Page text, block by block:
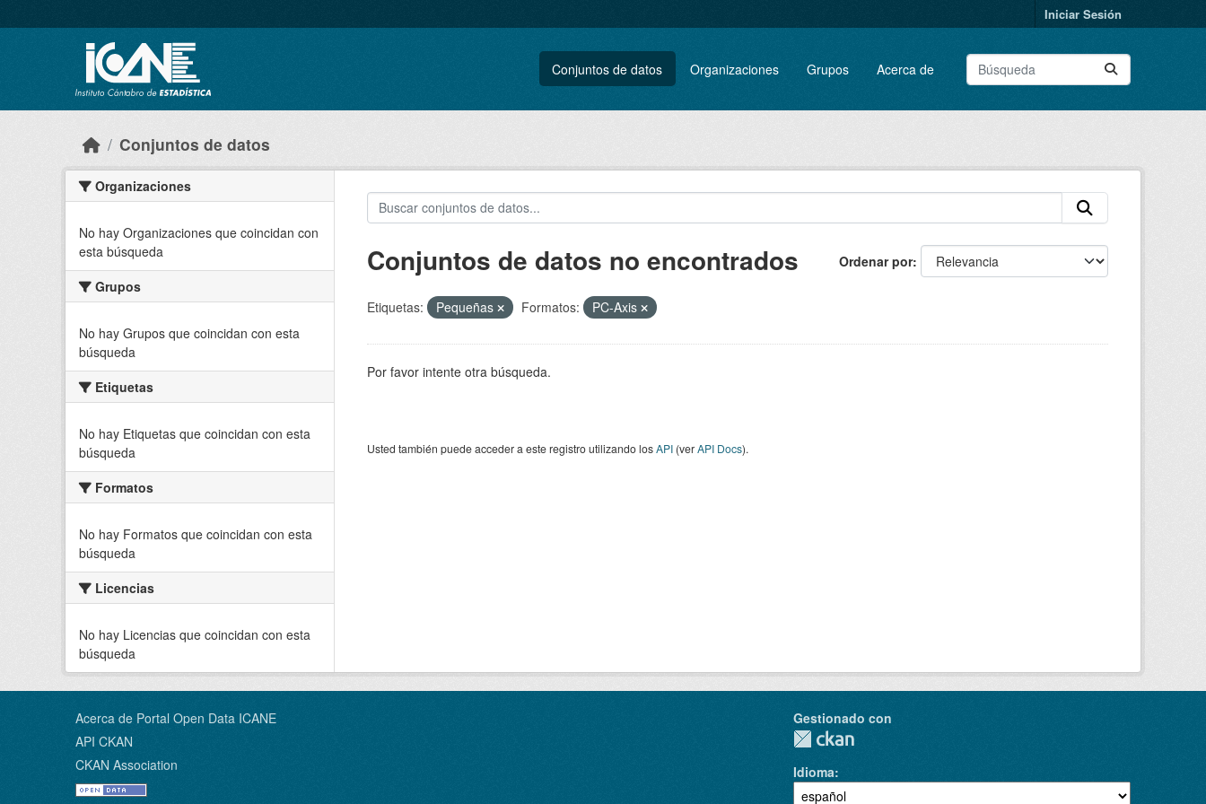
Iniciar Sesión
Conjuntos de datos Organizaciones Grupos Acerca de
Conjuntos de datos
Organizaciones
No hay Organizaciones que coincidan con
esta búsqueda
Grupos
No hay Grupos que coincidan con esta
búsqueda
Etiquetas
No hay Etiquetas que coincidan con esta
búsqueda
Formatos
No hay Formatos que coincidan con esta
búsqueda
Licencias
No hay Licencias que coincidan con esta
búsqueda
Ordenar por
Conjuntos de datos no encontrados
Etiquetas: Pequeñas Formatos: PC-Axis
Por favor intente otra búsqueda.
Usted también puede acceder a este registro utilizando losAPI(verAPI Docs).
Acerca de Portal Open Data ICANE
API CKAN
CKAN Association
Gestionado con
Idioma